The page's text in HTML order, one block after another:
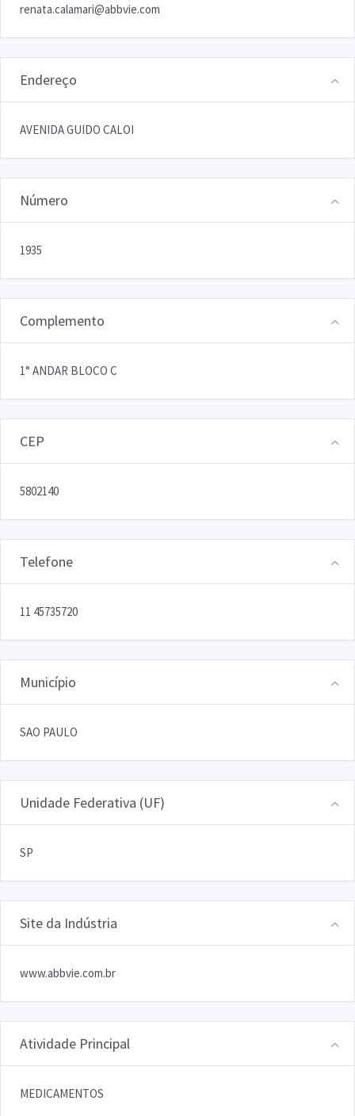
renata.calamari@abbvie.com
Endereço
AVENIDA GUIDO CALOI
Número
1935
Complemento
1° ANDAR BLOCO C
CEP
5802140
Telefone
11 45735720
Município
SAO PAULO
Unidade Federativa (UF)
SP
Site da Indústria
www.abbvie.com.br
Atividade Principal
MEDICAMENTOS